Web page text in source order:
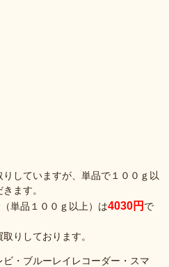
していますが、単品で１００ｇ以
ます。
（単品１００ｇ以上）は4030円 で
りしております。
・ブルーレイレコーダー・スマ